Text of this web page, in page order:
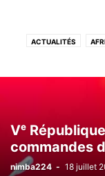
ACTUALITÉS
JUSTICE MINES
Vᵉ
commandes
nimba224 - 18 juillet